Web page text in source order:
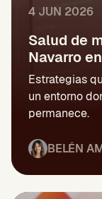
4 JUN 2026
Salud de
Navarro
Estrategias
un entorno
permanece.
BELÉN